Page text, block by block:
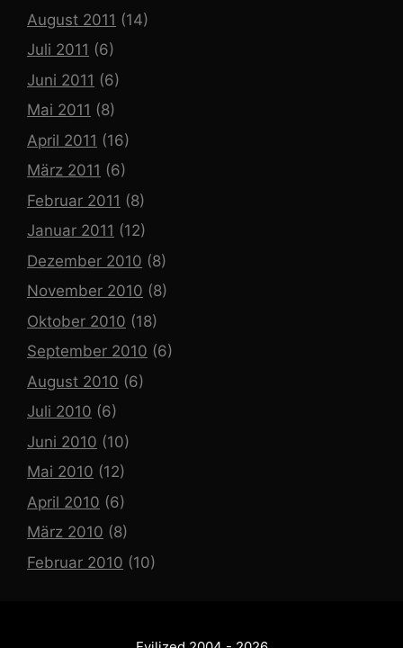
August 2011 (14)
Juli 2011 (6)
Juni 2011 (6)
Mai 2011 (8)
April 2011 (16)
März 2011 (6)
Februar 2011 (8)
Januar 2011 (12)
Dezember 2010 (8)
November 2010 (8)
Oktober 2010 (18)
September 2010 (6)
August 2010 (6)
Juli 2010 (6)
Juni 2010 (10)
Mai 2010 (12)
April 2010 (6)
März 2010 (8)
Februar 2010 (10)